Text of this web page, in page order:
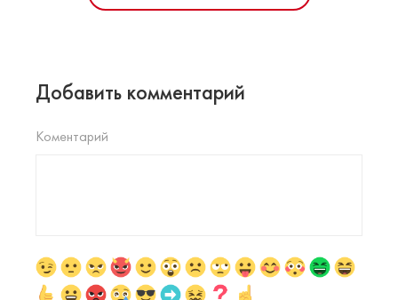
Добавить комментарий
Коментарий